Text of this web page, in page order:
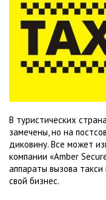
В туристических
замечены, но на
диковину. Все может
компании «Amber
аппараты вызова
свой бизнес.